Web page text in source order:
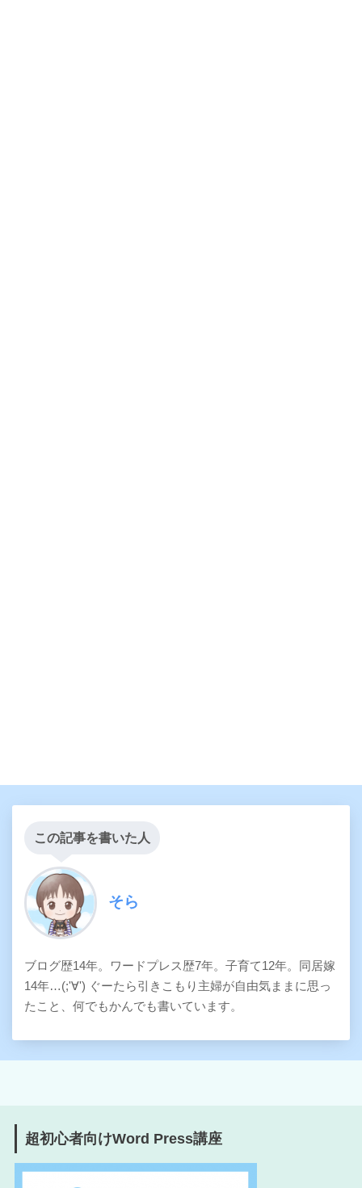
この記事を書いた人
そら
ブログ歴14年。ワードプレス歴7年。子育て12年。同居嫁
14年…(;'∀') ぐーたら引きこもり主婦が自由気ままに思っ
たこと、何でもかんでも書いています。
超初心者向けWord Press講座